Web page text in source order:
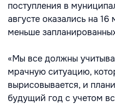
поступления в
августе оказались на
меньше
«Мы все должны
мрачную ситуацию,
вырисовывается, и
будущий год с учетом